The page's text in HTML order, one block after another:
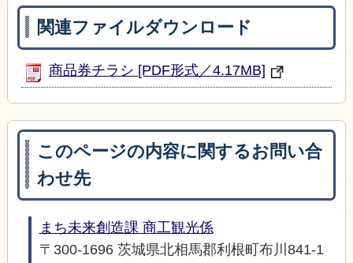
関連ファイルダウンロード
商品券チラシ [PDF形式／4.17MB]
このページの内容に関するお問い合
わせ先
まち未来創造課 商工観光係
〒300-1696 茨城県北相馬郡利根町布川841-1